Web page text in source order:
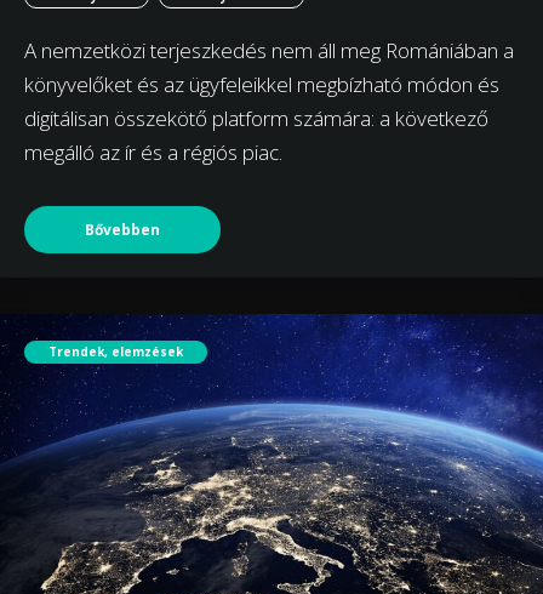
A nemzetközi terjeszkedés nem áll meg Romániában a
könyvelőket és az ügyfeleikkel megbízható módon és
digitálisan összekötő platform számára: a következő
megálló az ír és a régiós piac.
Bővebben
Trendek, elemzések